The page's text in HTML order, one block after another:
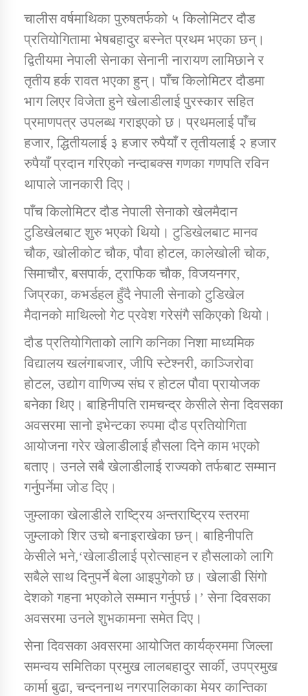
तातोपानी गाउँपालिकाको न्यायिक समिति सम्बन्धी सन्देश
तातोपानी गाउँपालिका जुम्लाको महिला तथा लैङ्गिक हिंसा
सम्बन्धी सूचना सन्देश
तातोपानी गाउँपालिका जुम्लाको महिनावारी सम्बन्धिकाे
तातोपानी गाउँपालिका जुम्लाको बालविवाह सन्देश
तातोपानी गाउँपालिका जुम्लाको सूचना
तातोपानी गाउँपालिका जुम्लाको सूचना
चालीस वर्षमाथिका पुरुषतर्फको ५ किलोमिटर दौड
प्रतियोगितामा भेषबहादुर बस्नेत प्रथम भएका छन्।
द्वितीयमा नेपाली सेनाका सेनानी नारायण लामिछाने र
तृतीय हर्क रावत भएका हुन्। पाँच किलोमिटर दौडमा
भाग लिएर विजेता हुने खेलाडीलाई पुरस्कार सहित
प्रमाणपत्र उपलब्ध गराइएको छ। प्रथमलाई पाँच
हजार, द्धितीयलाई ३ हजार रुपैयाँ र तृतीयलाई २ हजार
रुपैयाँ प्रदान गरिएको नन्दाबक्स गणका गणपति रविन
थापाले जानकारी दिए।
पाँच किलोमिटर दौड नेपाली सेनाको खेलमैदान
टुडिखेलबाट शुरु भएको थियो। टुडिखेलबाट मानव
चौक, खोलीकोट चौक, पौवा होटल, कालेखोली चोक,
सिमाचौर, बसपार्क, ट्राफिक चौक, विजयनगर,
जिप्रका, कभर्डहल हुँदै नेपाली सेनाको टुडिखेल
मैदानको माथिल्लो गेट प्रवेश गरेसंगै सकिएको थियो।
दौड प्रतियोगिताको लागि कनिका निशा माध्यमिक
विद्यालय खलंगाबजार, जीपि स्टेश्नरी, काञ्जिरोवा
होटल, उद्योग वाणिज्य संघ र होटल पौवा प्रायोजक
बनेका थिए। बाहिनीपति रामचन्द्र केसीले सेना दिवसका
अवसरमा सानो इभेन्टका रुपमा दौड प्रतियोगिता
आयोजना गरेर खेलाडीलाई हौसला दिने काम भएको
बताए। उनले सबै खेलाडीलाई राज्यको तर्फबाट सम्मान
गर्नुपर्नेमा जोड दिए।
जुम्लाका खेलाडीले राष्ट्रिय अन्तराष्ट्रिय स्तरमा
जुम्लाको शिर उचो बनाइराखेका छन्। बाहिनीपति
केसीले भने,‘खेलाडीलाई प्रोत्साहन र हौसलाको लागि
सबैले साथ दिनुपर्ने बेला आइपुगेको छ। खेलाडी सिंगो
देशको गहना भएकोले सम्मान गर्नुपर्छ।’ सेना दिवसका
अवसरमा उनले शुभकामना समेत दिए।
सेना दिवसका अवसरमा आयोजित कार्यक्रममा जिल्ला
समन्वय समितिका प्रमुख लालबहादुर सार्की, उपप्रमुख
कार्मा बुढा, चन्दननाथ नगरपालिकाका मेयर कान्तिका